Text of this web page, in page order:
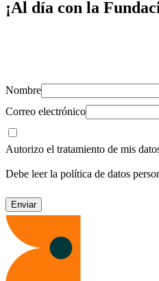
¡Al día con la
Nombre
Correo electrónico
Autorizo el tratamiento de mis
Debe leer la política de datos